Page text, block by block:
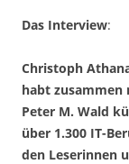
Das Interview:
Christoph
habt zusammen
Peter M. Wald
über 1.300 IT-
den Leserinnen